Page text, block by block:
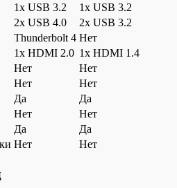
1x USB 3.2
1x USB 3.2
2x USB 4.0
2x USB 3.2
Thunderbolt 4 Нет
1x HDMI 2.0 1x HDMI 1.4
Нет
Нет
Нет
Нет
Да
Да
Нет
Нет
Да
Да
Нет Нет